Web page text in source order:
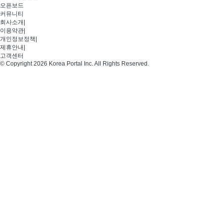
오픈보드
커뮤니티
회사소개
이용약관
개인정보정책
제휴안내
고객센터
© Copyright 2026 Korea Portal Inc. All Rights Reserved.